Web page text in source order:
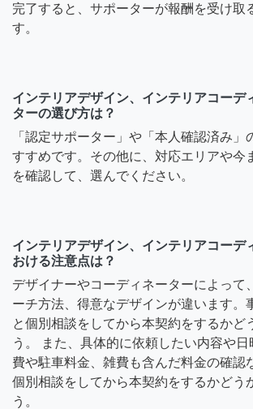
完了すると、サポーターが報酬を受け取
す。
インテリアデザイン、インテリアコーデ
ターの選び方は？
「認定サポーター」や「本人確認済み」
すすめです。その他に、対応エリアや今
を確認して、選んでください。
インテリアデザイン、インテリアコーデ
おける注意点は？
デザイナーやコーディネーターによって
ーチ方法、得意なデザインが違います。
と個別相談をしてから本契約をするかど
う。 また、具体的に依頼したい内容や日
費や駐車料金、雑費も含んだ料金の確認
個別相談をしてから本契約をするかどう
う。